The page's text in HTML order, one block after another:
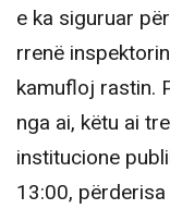
e ka siguruar
rrenë
kamufloj rastin.
nga ai, këtu ai
institucione
13:00,